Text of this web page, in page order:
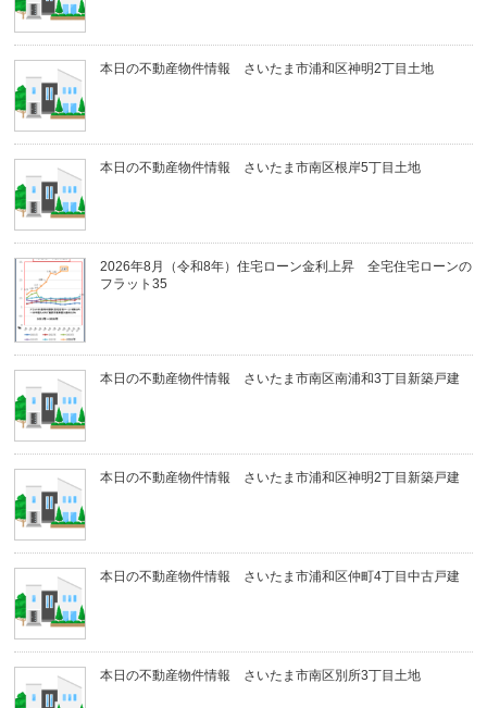
本日の不動産物件情報 さいたま市浦和区神明2丁目土地
本日の不動産物件情報 さいたま市南区根岸5丁目土地
2026年8月（令和8年）住宅ローン金利上昇 全宅住宅ローンの
フラット35
本日の不動産物件情報 さいたま市南区南浦和3丁目新築戸建
本日の不動産物件情報 さいたま市浦和区神明2丁目新築戸建
本日の不動産物件情報 さいたま市浦和区仲町4丁目中古戸建
本日の不動産物件情報 さいたま市南区別所3丁目土地